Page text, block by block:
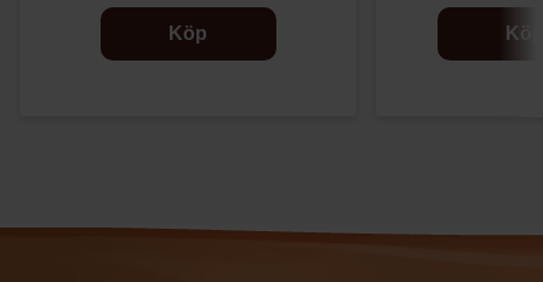
Köp Köp